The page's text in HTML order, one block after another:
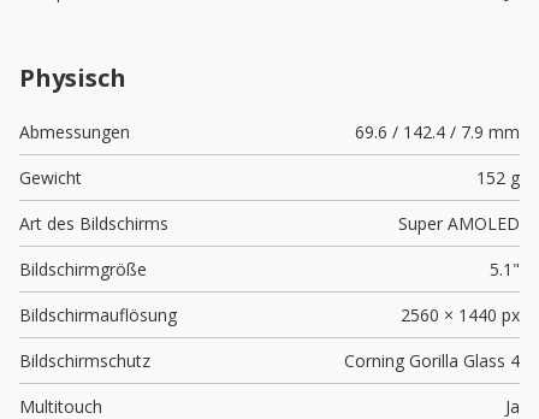
Physisch
Abmessungen
69.6 / 142.4 / 7.9 mm
Gewicht
152 g
Art des Bildschirms
Super AMOLED
Bildschirmgröße
5.1"
Bildschirmauflösung
2560 × 1440 px
Bildschirmschutz
Corning Gorilla Glass 4
Multitouch
Ja